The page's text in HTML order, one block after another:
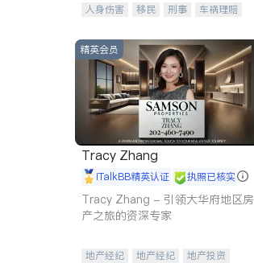
人身伤害 移民 刑事
车祸理赔
商标注册
索赔 律师-其它 保释
精英会员
Tracy Zhang
iTalkBB精英认证 执照已核实
Tracy Zhang - 引领大华府地区房
产之旅的资深专家
地产经纪 地产经纪
地产投资